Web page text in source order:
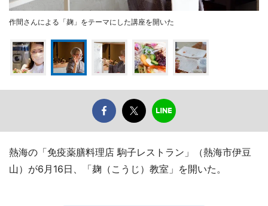
作間さんによる「麹」をテーマにした講座を開いた
熱海の「免疫薬膳料理店 駒子レストラン」（熱海市伊豆
山）が6月16日、「麹（こうじ）教室」を開いた。